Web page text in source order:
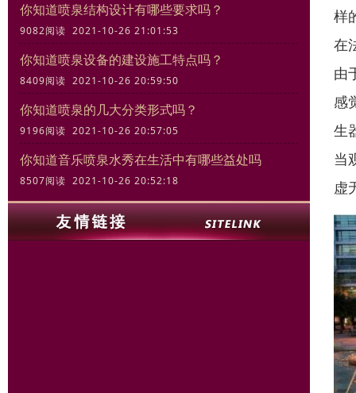
你知道喷泉结构设计有哪些要求吗？
9082阅读 2021-10-26 21:01:53
你知道喷泉设备的建设施工特点吗？
8409阅读 2021-10-26 20:59:50
你知道喷泉的几大分类形式吗？
9196阅读 2021-10-26 20:57:05
你知道音乐喷泉水秀在生活中有哪些益处吗
8507阅读 2021-10-26 20:52:18
样
在
由
感
生
当
虚